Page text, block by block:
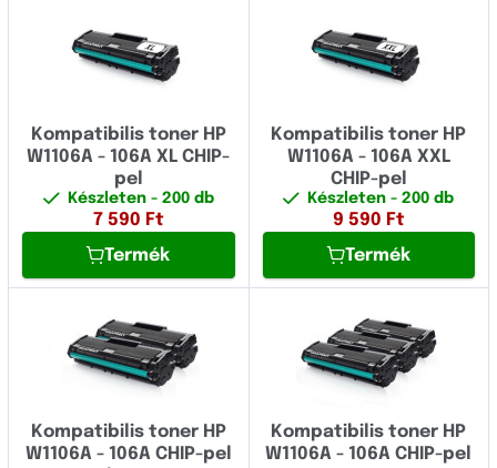
Kompatibilis toner HP
W1106A - 106A XL CHIP-
pel
Készleten - 200 db
7 590 Ft
Termék
Kompatibilis toner HP
W1106A - 106A XXL
CHIP-pel
Készleten- 200 db
9 590 Ft
Termék
Kompatibilis toner HP
W1106A - 106A CHIP-pel
Kompatibilis toner HP
W1106A - 106A CHIP-pel